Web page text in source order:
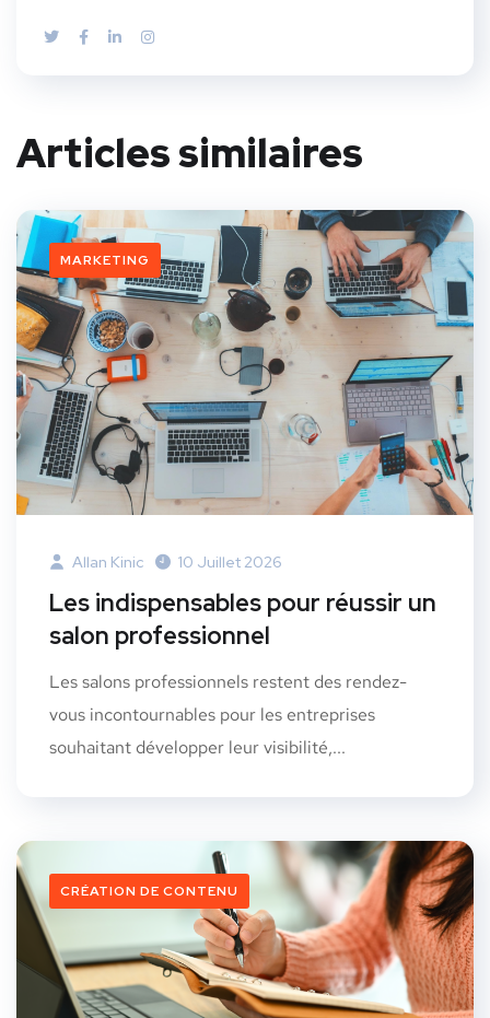
Articles similaires
MARKETING
Allan Kinic 10 Juillet 2026
Les indispensables pour réussir un
salon professionnel
Les salons professionnels restent des rendez-
vous incontournables pour les entreprises
souhaitant développer leur visibilité,...
CRÉATION DE CONTENU